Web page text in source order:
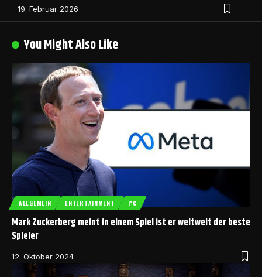
19. Februar 2026
You Might Also Like
ALLGEMEIN ENTERTAINMENT PC
Mark Zuckerberg meint in einem Spiel ist er weltweit der beste
Spieler
12. Oktober 2024